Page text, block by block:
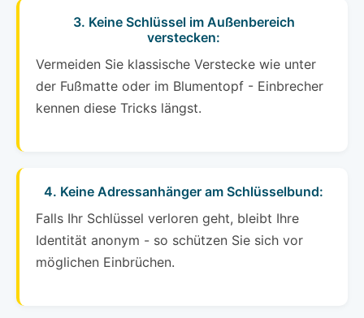
3. Keine Schlüssel im Außenbereich
verstecken:
Vermeiden Sie klassische Verstecke wie unter
der Fußmatte oder im Blumentopf - Einbrecher
kennen diese Tricks längst.
4. Keine Adressanhänger am Schlüsselbund:
Falls Ihr Schlüssel verloren geht, bleibt Ihre
Identität anonym - so schützen Sie sich vor
möglichen Einbrüchen.